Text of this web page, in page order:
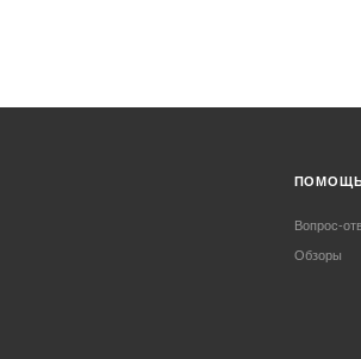
Вопрос-
Обзоры